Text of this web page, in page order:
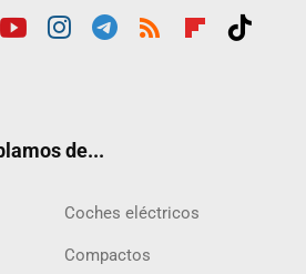
de...
Coches eléctricos
Compactos